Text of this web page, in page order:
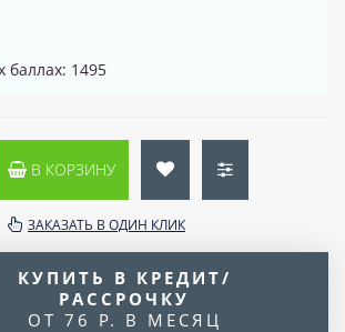
баллах: 1495
В КОРЗИНУ
ЗАКАЗАТЬ В ОДИН КЛИК
КУПИТЬ В КРЕДИТ/
РАССРОЧКУ
ОТ 76 Р. В МЕСЯЦ